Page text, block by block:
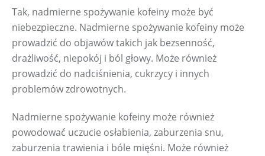
Tak, nadmierne spożywanie kofeiny może być
niebezpieczne. Nadmierne spożywanie kofeiny może
prowadzić do objawów takich jak bezsenność,
drażliwość, niepokój i ból głowy. Może również
prowadzić do nadciśnienia, cukrzycy i innych
problemów zdrowotnych.
Nadmierne spożywanie kofeiny może również
powodować uczucie osłabienia, zaburzenia snu,
zaburzenia trawienia i bóle mięśni. Może również